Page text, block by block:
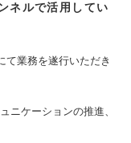
ネルで活用してい
て業務を遂行いただき
ニケーションの推進、